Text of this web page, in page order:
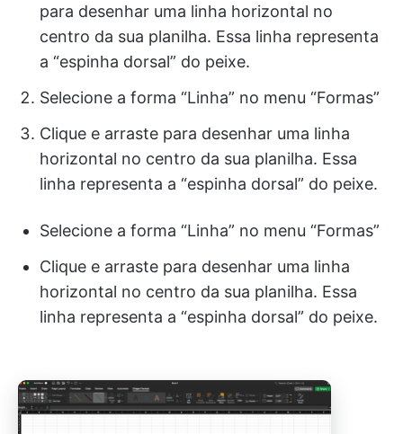
para desenhar uma linha horizontal no
centro da sua planilha. Essa linha representa
a “espinha dorsal” do peixe.
Selecione a forma “Linha” no menu “Formas”
Clique e arraste para desenhar uma linha
horizontal no centro da sua planilha. Essa
linha representa a “espinha dorsal” do peixe.
Selecione a forma “Linha” no menu “Formas”
Clique e arraste para desenhar uma linha
horizontal no centro da sua planilha. Essa
linha representa a “espinha dorsal” do peixe.